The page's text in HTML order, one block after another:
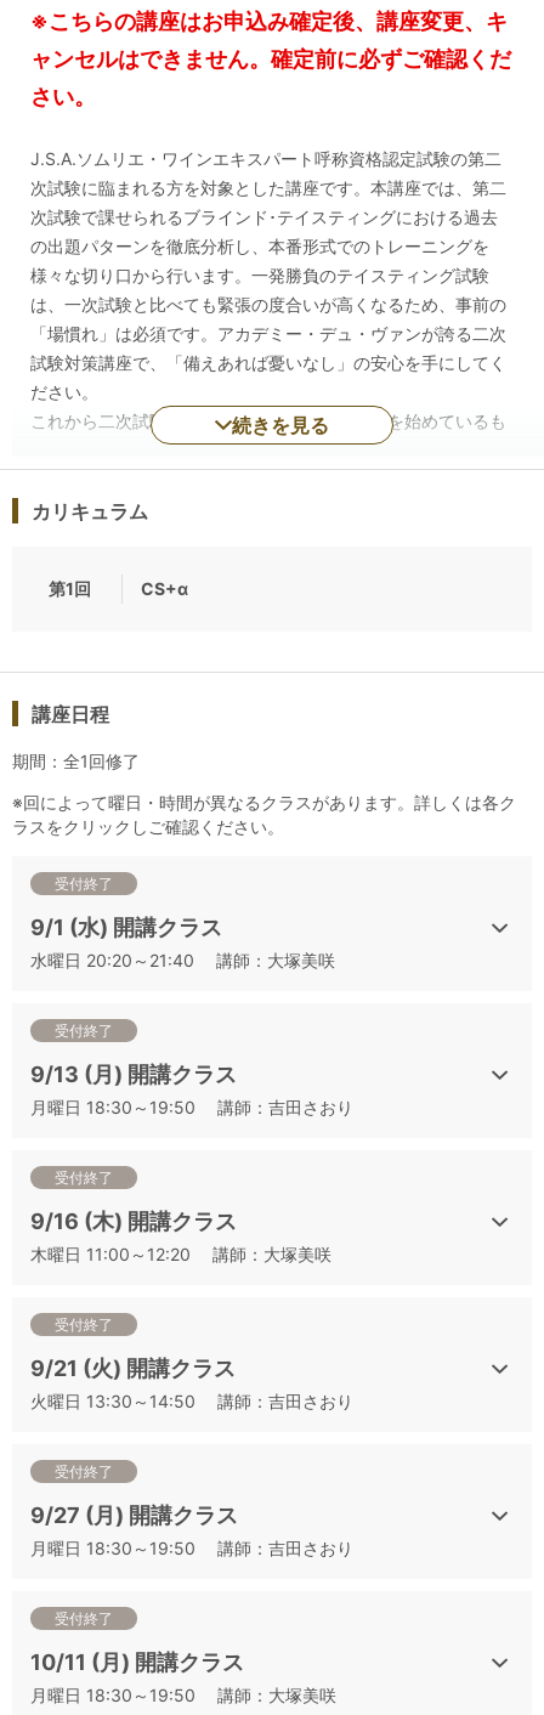
※こちらの講座はお申込み確定後、講座変更、キ
ャンセルはできません。確定前に必ずご確認くだ
さい。
J.S.A.ソムリエ・ワインエキスパート呼称資格認定試験の第二
次試験に臨まれる方を対象とした講座です。本講座では、第二
次試験で課せられるブラインド･テイスティングにおける過去
の出題パターンを徹底分析し、本番形式でのトレーニングを
様々な切り口から行います。一発勝負のテイスティング試験
は、一次試験と比べても緊張の度合いが高くなるため、事前の
「場慣れ」は必須です。アカデミー・デュ・ヴァンが誇る二次
試験対策講座で、「備えあれば憂いなし」の安心を手にしてく
ださい。
これから二次試験対策を始める方や、既に対策を始めているも
のの不安がある方にオススメの二次試験対策の基本テクニック
ではないかと、まことしやかに囁かれているロゼワインに分け
る比率が非常に高くなっています。品種や産地の推定に入る前
これから二次試験対策を始める方は、まずは「基本と得点テク
較や品種別産地比較、ローカル品種といった品種・産地推定に
つながる講座、本番シミュレーションへとステップを踏んでご
受講されることを強くおすすめします。
くださいませ。
最頻出の赤品種のうち、カベルネ・ソーヴィニヨンにターゲッ
トを絞って複数産地のワインを比較し、品種・生産国の推定方
違いやすいスタイルをもつ異なる品種のワインも併せて比較す
ることで、推定精度のブラッシュアップも図ります。試飲は6
種類。
【開催日順】2021 年度 J.S.A.ソムリエ・ワインエキスパート
二次試験対策講座一覧
【クラス順】2021 年度 J.S.A.ソムリエ・ワインエキスパート
二次試験対策講座一覧
▼その他の講座は下記よりお申込みいただけます
①二次対策の基本と得点テクニック：白ワイン編（二次テク
白）
②二次対策の基本と得点テクニック：赤ワイン編（二次テク
③二次対策の基本と得点テクニック：ロゼワイン編（二次テク
④「樽熟成」の香りを捉える （樽香）
⑤「スパイス」の香りを捉える （スパイス香）
⑦最頻出6品種 フランス編 （仏6種）
⑨最頻出6品種 新旧世界シャッフル編①（混合6種①）
⑩最頻出6品種 新旧世界シャッフル編②（混合6種②）
続きを見る
カリキュラム
第1回 CS+α
講座日程
期間：全1回修了
※回によって曜日・時間が異なるクラスがあります。詳しくは各ク
ラスをクリックしご確認ください。
受付終了
9/1 (水) 開講クラス
水曜日 20:20～21:40 講師：大塚美咲
受付終了
9/13 (月) 開講クラス
月曜日 18:30～19:50 講師：吉田さおり
受付終了
9/16 (木) 開講クラス
木曜日 11:00～12:20 講師：大塚美咲
受付終了
9/21 (火) 開講クラス
火曜日 13:30～14:50 講師：吉田さおり
受付終了
9/27 (月) 開講クラス
月曜日 18:30～19:50 講師：吉田さおり
受付終了
10/11 (月) 開講クラス
月曜日 18:30～19:50 講師：大塚美咲